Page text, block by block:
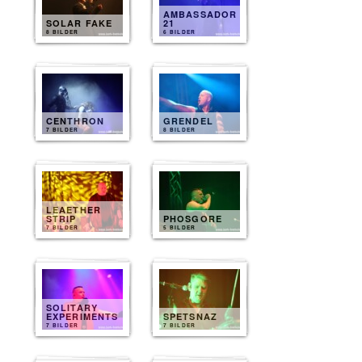
SOLAR FAKE
8 BILDER
AMBASSADOR
21
6 BILDER
CENTHRON
7 BILDER
GRENDEL
8 BILDER
LEAETHER
STRIP
7 BILDER
PHOSGORE
5 BILDER
SOLITARY
EXPERIMENTS
7 BILDER
SPETSNAZ
7 BILDER